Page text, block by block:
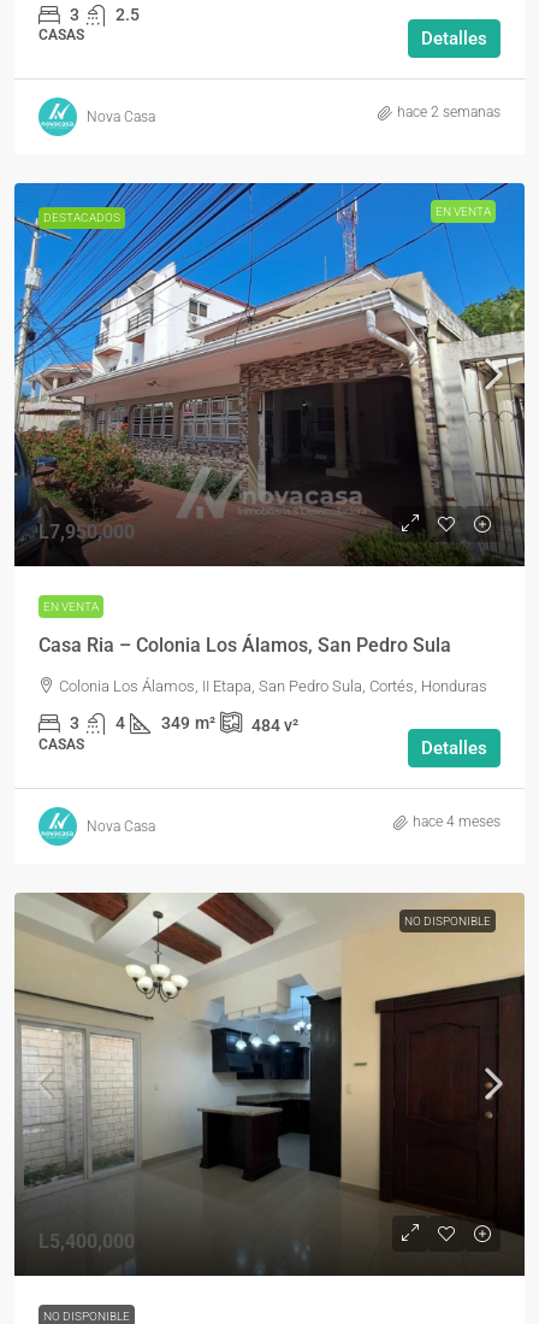
3 2.5
CASAS Detalles
Nova Casa hace 2 semanas
DESTACADOS EN VENTA
L7,950,000
EN VENTA
Casa Ria – Colonia Los Álamos, San Pedro Sula
Colonia Los Álamos, II Etapa, San Pedro Sula, Cortés, Honduras
3 4 349 m² 484v²
CASAS Detalles
Nova Casa hace 4 meses
NO DISPONIBLE
L5,400,000
NO DISPONIBLE